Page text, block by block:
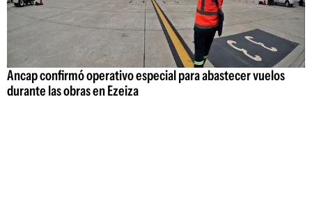
Ancap confirmó operativo especial para abastecer vuelos
durante las obras en Ezeiza